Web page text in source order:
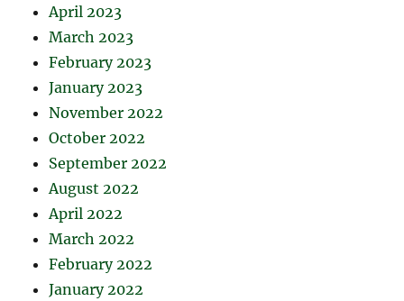
April 2023
March 2023
February 2023
January 2023
November 2022
October 2022
September 2022
August 2022
April 2022
March 2022
February 2022
January 2022